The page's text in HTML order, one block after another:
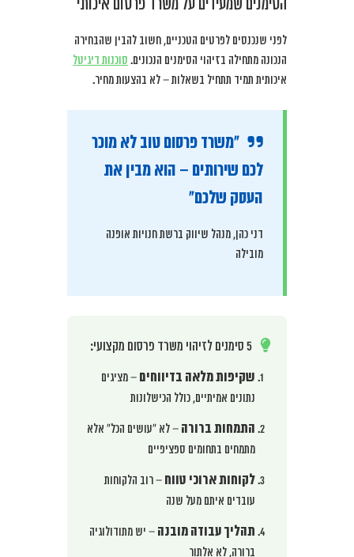
הסימנים שמעידים על משרד פרסום איכותי
לפני שנכנסים לפרטים הטכניים, חשוב להבין שהבחירה
הנכונה מתחילה בזיהוי הסימנים הנכונים. סוכנות דיגיטל
איכותית תמיד תתחיל בשאלות – לא בהצעות מחיר.
“משרד פרסום טוב לא מוכר
לכם שירותים – הוא מבין את
העסק שלכם”
דני כהן, מנהל שיווק ברשת חנויות אופנה
מובילה
5 סימנים לזיהוי משרד פרסום מקצועי:
שקיפות מלאה בדיווחים – מציגים
נתונים אמיתיים, כולל הכישלונות
התמחות ברורה – לא “עושים הכל” אלא
מתמחים בתחומים ספציפיים
לקוחות ארוכי טווח – רוב הלקוחות
עובדים איתם מעל שנה
תהליך עבודה מובנה – יש מתודולוגיה
ברורה, לא אלתור